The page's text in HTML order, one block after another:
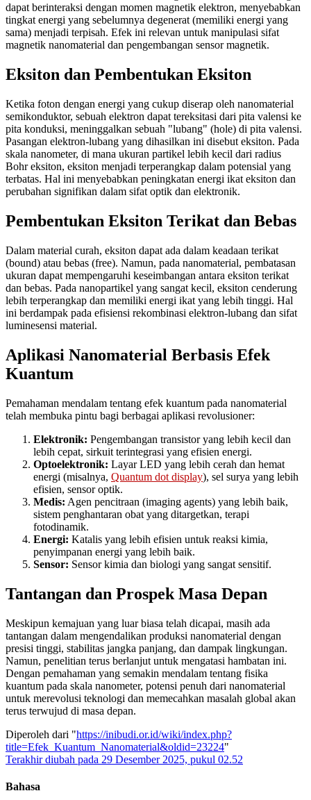
dapat berinteraksi dengan momen magnetik elektron, menyebabkan
tingkat energi yang sebelumnya degenerat (memiliki energi yang
sama) menjadi terpisah. Efek ini relevan untuk manipulasi sifat
magnetik nanomaterial dan pengembangan sensor magnetik.
Eksiton dan Pembentukan Eksiton
Ketika foton dengan energi yang cukup diserap oleh nanomaterial
semikonduktor, sebuah elektron dapat tereksitasi dari pita valensi ke
pita konduksi, meninggalkan sebuah "lubang" (hole) di pita valensi.
Pasangan elektron-lubang yang dihasilkan ini disebut eksiton. Pada
skala nanometer, di mana ukuran partikel lebih kecil dari radius
Bohr eksiton, eksiton menjadi terperangkap dalam potensial yang
terbatas. Hal ini menyebabkan peningkatan energi ikat eksiton dan
perubahan signifikan dalam sifat optik dan elektronik.
Pembentukan Eksiton Terikat dan Bebas
Dalam material curah, eksiton dapat ada dalam keadaan terikat
(bound) atau bebas (free). Namun, pada nanomaterial, pembatasan
ukuran dapat mempengaruhi keseimbangan antara eksiton terikat
dan bebas. Pada nanopartikel yang sangat kecil, eksiton cenderung
lebih terperangkap dan memiliki energi ikat yang lebih tinggi. Hal
ini berdampak pada efisiensi rekombinasi elektron-lubang dan sifat
luminesensi material.
Aplikasi Nanomaterial Berbasis Efek
Kuantum
Pemahaman mendalam tentang efek kuantum pada nanomaterial
telah membuka pintu bagi berbagai aplikasi revolusioner:
Elektronik: Pengembangan transistor yang lebih kecil dan
lebih cepat, sirkuit terintegrasi yang efisien energi.
Optoelektronik: Layar LED yang lebih cerah dan hemat
energi (misalnya, Quantum dot display), sel surya yang lebih
efisien, sensor optik.
Medis: Agen pencitraan (imaging agents) yang lebih baik,
sistem penghantaran obat yang ditargetkan, terapi
fotodinamik.
Energi: Katalis yang lebih efisien untuk reaksi kimia,
penyimpanan energi yang lebih baik.
Sensor: Sensor kimia dan biologi yang sangat sensitif.
Tantangan dan Prospek Masa Depan
Meskipun kemajuan yang luar biasa telah dicapai, masih ada
tantangan dalam mengendalikan produksi nanomaterial dengan
presisi tinggi, stabilitas jangka panjang, dan dampak lingkungan.
Namun, penelitian terus berlanjut untuk mengatasi hambatan ini.
Dengan pemahaman yang semakin mendalam tentang fisika
kuantum pada skala nanometer, potensi penuh dari nanomaterial
untuk merevolusi teknologi dan memecahkan masalah global akan
terus terwujud di masa depan.
Diperoleh dari "https://inibudi.or.id/wiki/index.php?
title=Efek_Kuantum_Nanomaterial&oldid=23224"
Terakhir diubah pada 29 Desember 2025, pukul 02.52
Bahasa